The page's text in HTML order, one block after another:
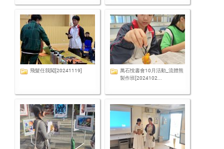
飛髮任我闖[20241119]
萬石悅書會10月活動_流體熊
製作班[2024102...